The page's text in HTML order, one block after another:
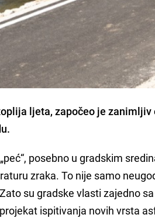
ljeta, započeo je
posebno u gradskim
zraka. To nije samo
su gradske vlasti zajedno
ispitivanja novih vrsta